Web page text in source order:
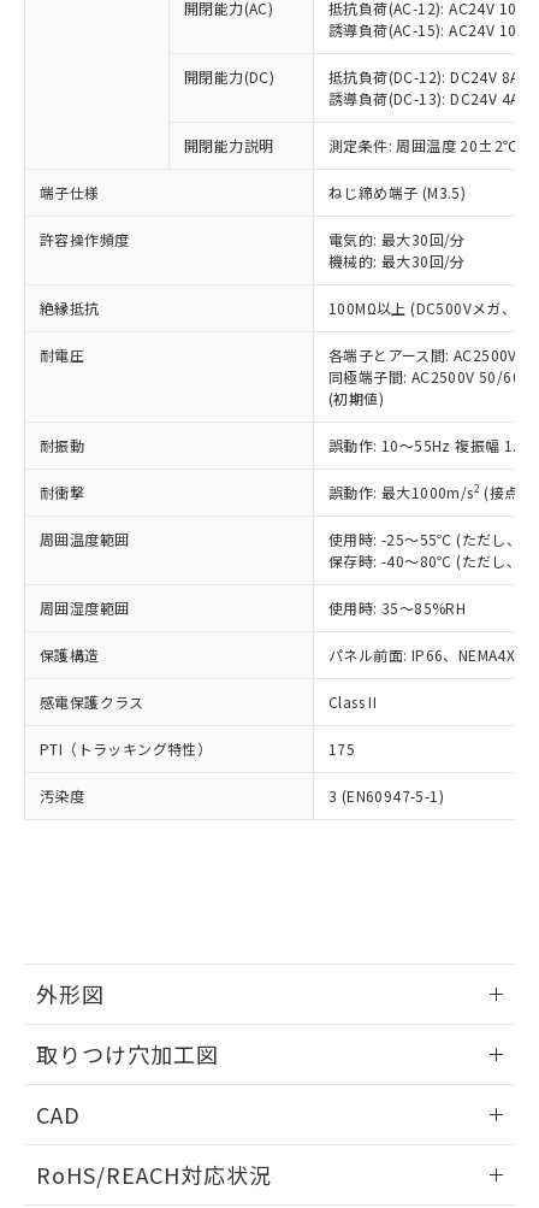
開閉能力(AC)
抵抗負荷(AC-12): AC24V 10A/
誘導負荷(AC-15): AC24V
開閉能力(DC)
抵抗負荷(DC-12): DC24V 8A/
誘導負荷(DC-13): DC24V 4A/
開閉能力説明 測定条件: 周囲温度 20±2℃、
端子仕様 ねじ締め端子 (M3.5)
許容操作頻度
電気的: 最大30回/分
機械的: 最大30回/分
絶縁抵抗 100MΩ以上 (DC500Vメガ、点
耐電圧
各端子とアース間: AC2500V
同極端子間: AC2500V 50/
(初期値)
耐振動 誤動作: 10～55Hz 複振幅
耐衝撃 誤動作: 最大1000m/s2 (接点
周囲温度範囲
使用時: -25～55℃ (ただし、氷
保存時: -40～80℃ (ただし、氷
周囲湿度範囲 使用時: 35～85%RH
保護構造 パネル前面: IP66、NEMA4X,
感電保護クラス Class II
PTI（トラッキング特性） 175
汚染度 3 (EN60947-5-1)
外形図
取りつけ穴加工図
CAD
ドすることができます。
RoHS/REACH対応状況
本サービスの対象外となる商品もある
ことをご了承ください。
在庫状況および標準価格照会結果は、
記載している更新日時点での社内デー
タに基づき作成されるものであり、閲
覧された時点での実際の在庫および標
正式な納期状況および標準価格はお客
様のお取引先、またはお客様担当のオ
ムロン制御機器販売店・当社販売員に
オムロン制御機器販売店や当社販売拠
販売ネットワーク
」をご確認
在庫状況および標準価格結果を当社の
示しないようお願いします。
マイパーツ機能（部品リスト作成サー
ビス）をご利用いただくには、I-Web
メンバーズにご登録されている必要が
お客様が当ウェブサイト上で当社にご
登録された部品リストについて、当社
および当社の共同利用者が、当社の製
品・サービスに関するお客様との取
引・商談に必要な範囲で利用すること
をご了承ください。
の共同利用に関して"
の「1.共同利
用者の範囲」に記載されている法人を
仕入先様の事情により、非含有部品として
いたものが、含有品と判明した場合などや
むを得ず変更することがあります。
ミウム(Cd) 100ppm以下、
六価クロム(Cr(Ⅵ)) 1000ppm以下、ポリ臭化ビフェニル
類(PBB) 1000ppm以下、ポリ臭化ジフェニルエーテル類
(PBDE) 1000ppm以下、フタル酸ビス(2-エチルヘキシ
ルベンジル（BBP） 1000ppm以下、フタル酸ジブチル
（DBP） 1000ppm以下、フタル酸ジイソブチル
適用除外項目は除く。
フタル酸エステル類の４物質については閾値を超える意
図的な使用がないことを確認しています。
部品在庫の切り替え状況などにより、予定
月が前後することがあります。
※3 非含有証明書ダウンロード
下記の非含有証明書をダウンロードするこ
EU RoHS指令（10物質）の非含有証明書
51物質の非含有証明書（当社基準）
※本証明書は発行日時点で非含有を証明す
るもので、過去に遡って非含有を証明する
ものではありません。
り、2022年1月12日より割愛しておりま
す。
「×」：最大均質材料含有率が中国RoHSの
基準値を超えていることを示します。
「－」：未確認です。当社販売部門へお問
い合わせください。
*中国RoHS10物質の基準値 (GB/T26572)：
Pb(鉛) :1000ppm、 Hg(水銀) : 1000ppm、 Cd(カドミウ
Cr(Ⅵ)(六価クロム) : 1000ppm、 PBBs(ポリ臭化ビフェ
DBP(フタル酸ジブチル) : 1000ppm、 DIBP(フタル酸ジ
イソブチル) : 1000ppm、 BBP(フタル酸ブチルベンジ
DEHP(フタル酸ビス(2-エチルヘキシル)) : 1000ppm
「ｅ」：有害物質（10物質）のすべてが基
準値以下であることを示します。
「10」：通常の使用状況下において有害物
質が外部に漏えいし、環境に深刻な影響を
及ぼさない年数を意味します。
「－」：未確認です。当社販売部門へお問
当社は、これら貴社製品のうち、外国
為替および外国貿易法に定める商品
（以下｢規制貨物等」という）を輸出
または国外への提供する場合は、日本
国政府の輸出許可(または役務取引許
可)を取得するなどの必要な手続きを
当社は規制貨物を破棄する場合は、完
全に破砕するなど、違法に輸出されな
いよう必要な手段を講じます。
当社は貴社製品を、核兵器、ミサイ
ル、化学兵器、生物兵器またはその他
武器並びにこれらの製造装置等に一切
当社は、貴社製品を第三者に販売する
場合は、上記1、2および3の内容を当
該第三者に通知します。また当社は、
販売先および販売に係わる関係者が違
法に輸出するおそれがある場合は、取
キャンセル
一定数以上の在庫あり
一定数には満たないが在庫あり
在庫なし(最新の在庫状況につ
いては、お客様のお取引先、ま
たはお客様担当のオムロン制御
機器販売店・当社販売員にご確
受注生産機種、また在庫状況の
情報を公開していない機種